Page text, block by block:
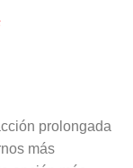
prolongada
más